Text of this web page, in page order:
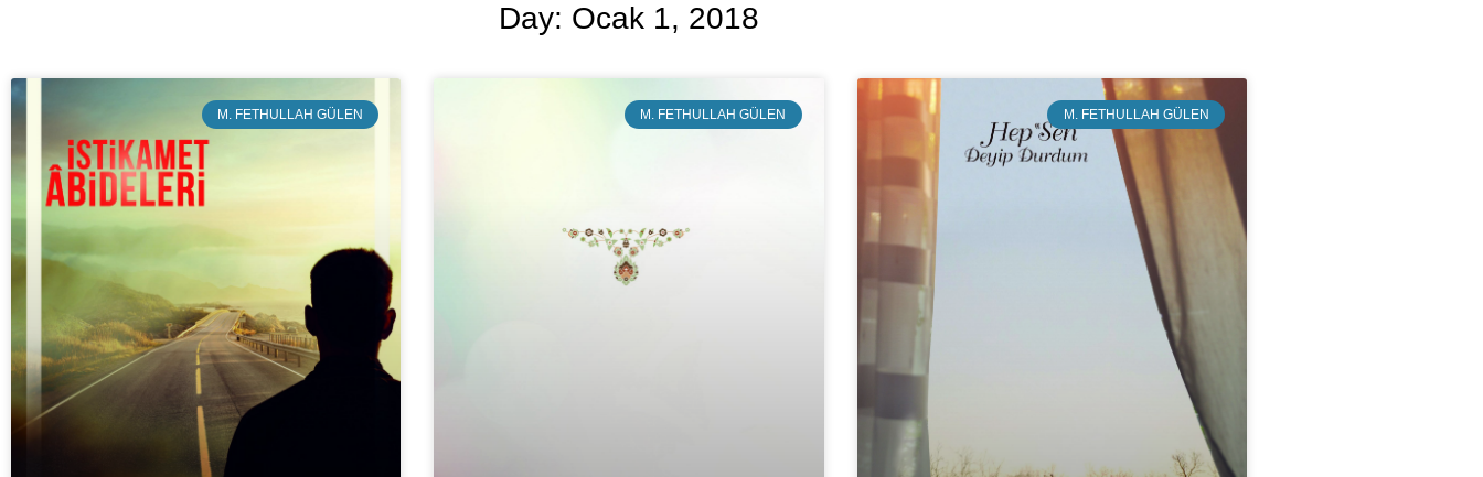
Day: Ocak 1, 2018
M. FETHULLAH GÜLEN M. FETHULLAH GÜLEN M. FETHULLAH GÜLEN